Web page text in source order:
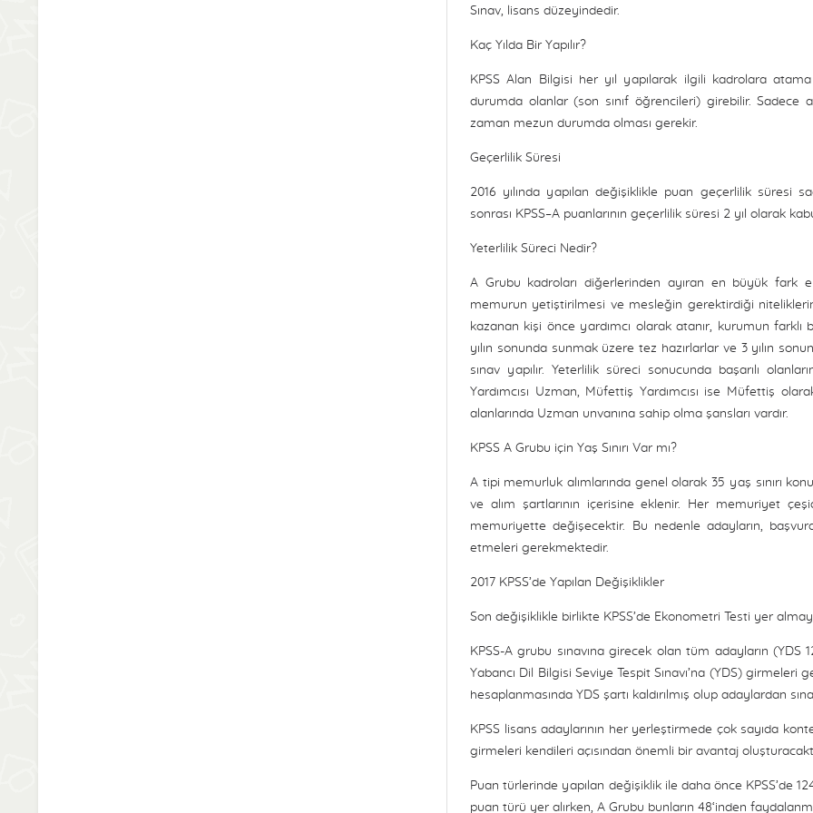
Sınav, lisans düzeyindedir.
Kaç Yılda Bir Yapılır?
KPSS Alan Bilgisi her yıl yapılarak ilgili kadrolara
durumda olanlar (son sınıf öğrencileri) girebilir. Sadece
zaman mezun durumda olması gerekir.
Geçerlilik Süresi
2016 yılında yapılan değişiklikle puan geçerlilik süresi
sonrası KPSS–A puanlarının geçerlilik süresi 2 yıl olarak
Yeterlilik Süreci Nedir?
A Grubu kadroları diğerlerinden ayıran en büyük fark
memurun yetiştirilmesi ve mesleğin gerektirdiği
kazanan kişi önce yardımcı olarak atanır, kurumun
yılın sonunda sunmak üzere tez hazırlarlar ve 3 yılın
sınav yapılır. Yeterlilik süreci sonucunda başarılı
Yardımcısı Uzman, Müfettiş Yardımcısı ise Müfettiş
alanlarında Uzman unvanına sahip olma şansları vardır.
KPSS A Grubu için Yaş Sınırı Var mı?
A tipi memurluk alımlarında genel olarak 35 yaş sınırı
ve alım şartlarının içerisine eklenir. Her memuriyet
memuriyette değişecektir. Bu nedenle adayların,
etmeleri gerekmektedir.
2017 KPSS’de Yapılan Değişiklikler
Son değişiklikle birlikte KPSS’de Ekonometri Testi yer
KPSS-A grubu sınavına girecek olan tüm adayların (YDS
Yabancı Dil Bilgisi Seviye Tespit Sınavı’na (YDS)
hesaplanmasında YDS şartı kaldırılmış olup adaylardan
KPSS lisans adaylarının her yerleştirmede çok sayıda
girmeleri kendileri açısından önemli bir avantaj
Puan türlerinde yapılan değişiklik ile daha önce KPSS’de
puan türü yer alırken, A Grubu bunların 48‘inden